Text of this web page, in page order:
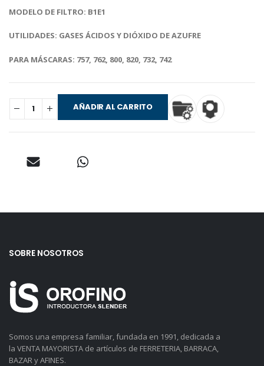
MODELO DE FILTRO: B1E1
UTILIDADES: GASES ÁCIDOS Y DIÓXIDO DE AZUFRE
PARA MÁSCARAS: 757, 762, 800, 820, 732, 742
AÑADIR AL CARRITO
SOBRE NOSOTROS
Somos una empresa familiar, fundada en 1991, dedicada a
la VENTA MAYORISTA de artículos de FERRETERIA, BARRACA,
BAZAR y AFINES.